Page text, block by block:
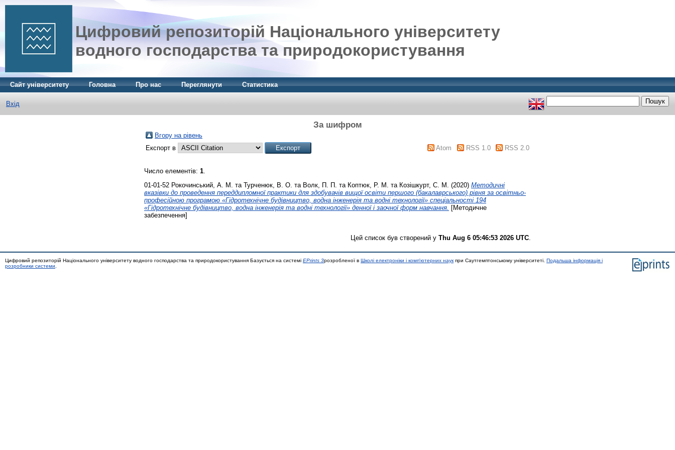
Цифровий репозиторій Національного університету
водного господарства та природокористування
Сайт університету Головна Про нас Переглянути Статистика
Вхід
За шифром
Вгору на рівень
Експорт в
Atom RSS 1.0 RSS 2.0
Число елементів: 1.
01-01-52 Рокочинський, А. М. та Турченюк, В. О. та Волк, П. П. та Коптюк, Р. М. та Козішкурт, С. М. (2020) Методичні
вказівки до проведення переддипломної практики для здобувачів вищої освіти першого (бакалаврського) рівня за освітньо-
професійною програмою «Гідротехнічне будівництво, водна інженерія та водні технології» спеціальності 194
«Гідротехнічне будівництво, водна інженерія та водні технології» денної і заочної форм навчання.
[Методичне
забезпечення]
Цей список був створений у Thu Aug 6 05:46:53 2026 UTC
Цифровий репозиторій Національного університету водного господарства та природокористування Базується на системі EPrints 3розробленої в Школі електроніки і комп'ютерних наук при Саутгемптонському університеті. Подальша інформація і
розробники системи